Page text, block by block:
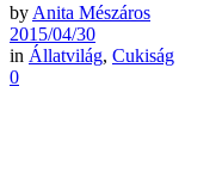
by Anita Mészáros
2015/04/30
in Állatvilág, Cukiság
0